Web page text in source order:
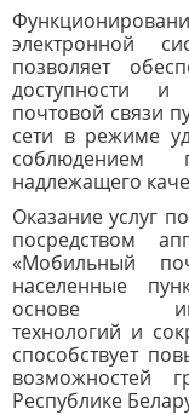
электронной
позволяет
доступности и
почтовой связи
сети в режиме
соблюдением
надлежащего
Оказание услуг
посредством
«Мобильный
населенные
основе
технологий и
способствует
возможностей
Республике